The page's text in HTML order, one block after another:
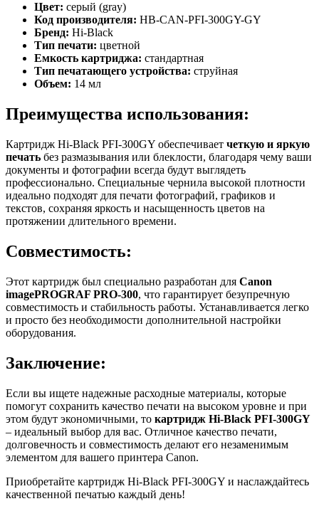
Цвет: серый (gray)
Код производителя: HB-CAN-PFI-300GY-GY
Бренд: Hi-Black
Тип печати: цветной
Емкость картриджа: стандартная
Тип печатающего устройства: струйная
Объем: 14 мл
Преимущества использования:
Картридж Hi-Black PFI-300GY обеспечивает четкую и яркую
печать без размазывания или блеклости, благодаря чему ваши
документы и фотографии всегда будут выглядеть
профессионально. Специальные чернила высокой плотности
идеально подходят для печати фотографий, графиков и
текстов, сохраняя яркость и насыщенность цветов на
протяжении длительного времени.
Совместимость:
Этот картридж был специально разработан для Canon
imagePROGRAF PRO-300, что гарантирует безупречную
совместимость и стабильность работы. Устанавливается легко
и просто без необходимости дополнительной настройки
оборудования.
Заключение:
Если вы ищете надежные расходные материалы, которые
помогут сохранить качество печати на высоком уровне и при
этом будут экономичными, то картридж Hi-Black PFI-300GY
– идеальный выбор для вас. Отличное качество печати,
долговечность и совместимость делают его незаменимым
элементом для вашего принтера Canon.
Приобретайте картридж Hi-Black PFI-300GY и наслаждайтесь
качественной печатью каждый день!